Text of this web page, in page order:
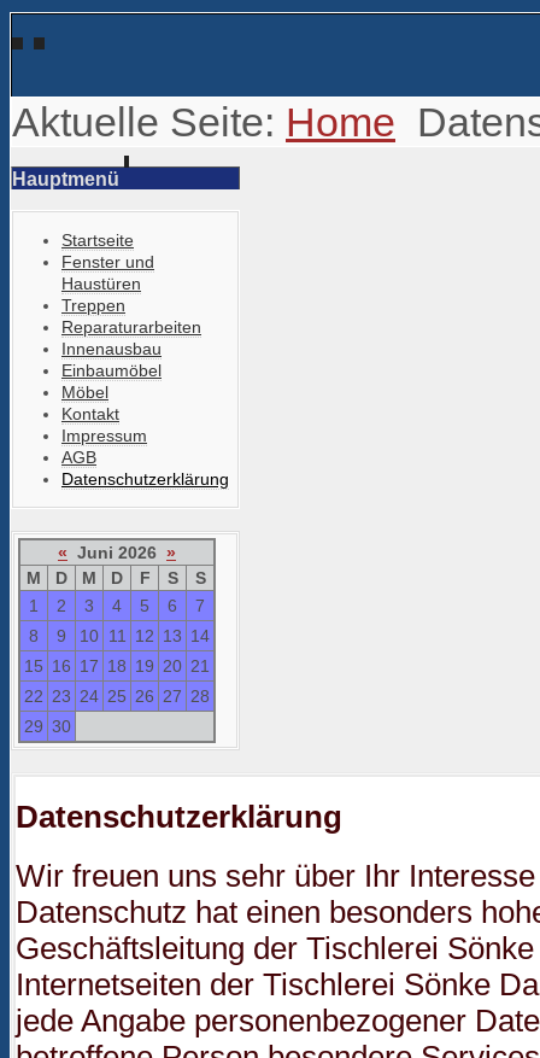
Aktuelle Seite: Home
Hauptmenü
Startseite
Fenster und
Haustüren
Treppen
Reparaturarbeiten
Innenausbau
Einbaumöbel
Möbel
Kontakt
Impressum
AGB
Datenschutzerklärung
« Juni 2026 »
M
D M D F S
S
1
2 3 4 5 6
7
8
9 10 11 12 13 14
15 16 17 18 19 20 21
22 23 24 25 26 27 28
29 30
Datenschutzerklärung
Wir freuen uns sehr über Ihr
Datenschutz hat einen besonders
Geschäftsleitung der Tischlerei
Internetseiten der Tischlerei Sönke
jede Angabe personenbezogener